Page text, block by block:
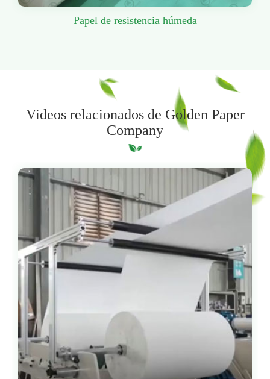
Papel de resistencia húmeda
Videos relacionados de Golden Paper
Company